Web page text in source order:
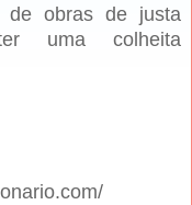
de obras de justa
uma colheita